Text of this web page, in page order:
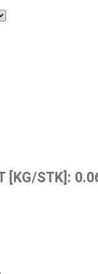
[KG/STK]: